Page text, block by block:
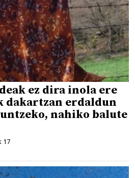
ez dira inola ere
dakartzan erdaldun
nahiko balute
17